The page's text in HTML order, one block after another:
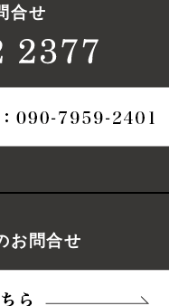
合せ
お問合せ